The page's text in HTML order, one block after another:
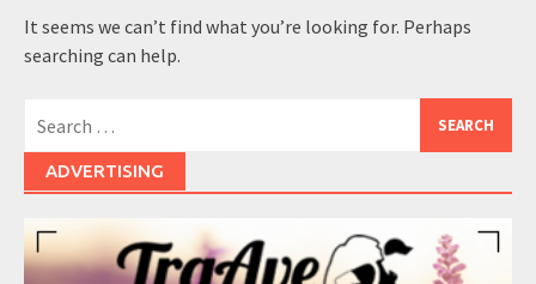
It seems we can’t find what you’re looking for. Perhaps
searching can help.
ADVERTISING